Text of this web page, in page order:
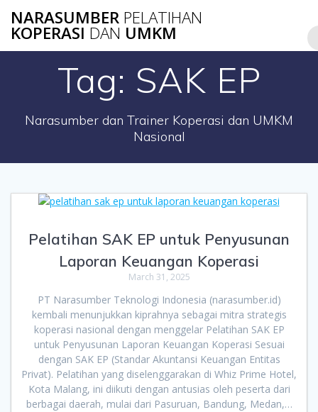
to
content
NARASUMBER PELATIHAN
KOPERASI DAN UMKM
Tag: SAK EP
Narasumber dan Trainer Koperasi dan UMKM
Nasional
Pelatihan SAK EP untuk Penyusunan
Laporan Keuangan Koperasi
March 31, 2025
PT Narasumber Teknologi Indonesia (narasumber.id)
kembali menunjukkan kiprahnya sebagai mitra strategis
koperasi nasional dengan menggelar Pelatihan SAK EP
untuk Penyusunan Laporan Keuangan Koperasi Sesuai
dengan SAK EP (Standar Akuntansi Keuangan Entitas
Privat). Pelatihan yang diselenggarakan di Whiz Prime Hotel,
Kota Malang, ini diikuti dengan antusias oleh peserta dari
berbagai daerah, mulai dari Pasuruan, Bandung, Medan,…